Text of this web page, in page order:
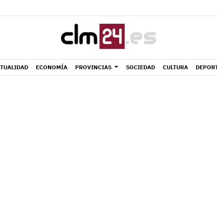
ECONOMÍA PROVINCIAS SOCIEDAD CULTURA